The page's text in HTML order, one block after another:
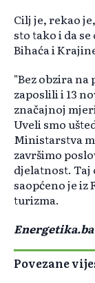
Cilj je, rekao
sto tako i da
Bihaća i
"Bez obzira
zaposlili i 13
značajnoj
Uveli smo
Ministarstva
završimo
djelatnost. Taj
saopćeno je
turizma.
Energetika.ba
Povezane